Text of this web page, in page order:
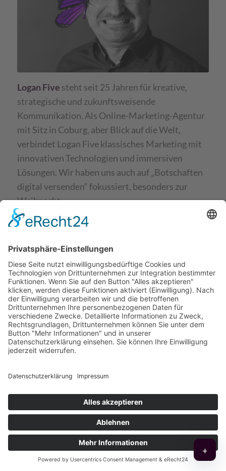
Logan Five steht seit 25 Jahren für kreative,
strategische und zukunftsweisende
Kommunikation. Als Online-Marketing-Agentur
mit Sitz in Coburg, aber Blick auf die Welt,
verbindet Logan Five klassisches Marketing mit
innovativen Technologien und immersiven
Lösungen. Wir haben uns auch auf „Botschaften
digital versenden“ fokussiert, besonders zur
Weihnacht.
Im Zentrum steht die
Kampagnen und digitale Erlebnisse entstehen.
Von hier aus entwickelt Logan Five
maßgeschneiderte Konzepte, die exakt auf die
Bedürfnisse der Kunden abgestimmt sind –
immer mit dem Ziel, Lösungen sichtbar und
erlebbar zu machen.
Ein Schwerpunkt liegt aufExtended Reality (XR)
Reality und Mixed Reality. Diese Technologien
setzen und neue Formen der
Markenkommunikation zu schaffen. Ergänzend
bietet die Agentur klassische und digitale
Leistungen wie SEO, SEA, Social Media, Web-
und App-Entwicklung sowie Inbound- und
+